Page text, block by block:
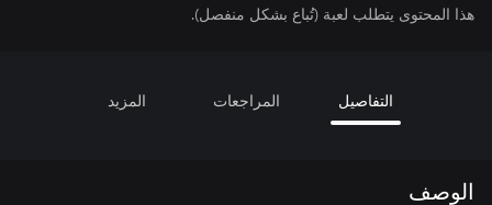
هذا المحتوى يتطلب لعبة (تُباع بشكل منفصل).
التفاصيل المراجعات المزيد
الوصف